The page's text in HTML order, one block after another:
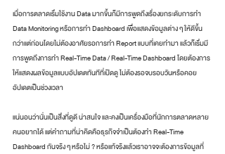
เมื่อการตลาดเริ่มใช้งาน Data มากขึ้นก็มีการพูดถึงเรื่องยกระดับการทำ
Data Monitoring หรือการทำ Dashboard เพื่อแสดงข้อมูลต่าง ๆ ให้ดีขึ้น
กว่าแต่ก่อนโดยไม่ต้องอาศัยรอการทำ Report แบบที่เคยทำมา แล้วก็เริ่มมี
การพูดถึงการทำ Real-Time Data / Real-Time Dashboard โดยต้องการ
ให้แสดงผลข้อมูลแบบอัปเดตทันทีที่เปิดดู ไม่ต้องรอจบรอบวันหรือคอย
อัปเดตเป็นช่วงเวลา
แน่นอนว่านั่นเป็นสิ่งที่ดูดี น่าสนใจ และคงเป็นเครื่องมือที่นักการตลาดหลาย
คนอยากได้ แต่คำถามที่น่าคิดคือธุรกิจจำเป็นต้องทำ Real-Time
Dashboard กันจริง ๆ หรือไม่ ? หรือแท้จริงแล้วเราอาจจะต้องการข้อมูลที่